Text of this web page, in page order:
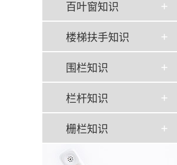
百叶窗知识
楼梯扶手知识
围栏知识
栏杆知识
栅栏知识